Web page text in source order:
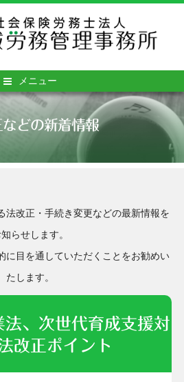
メニュー
どの新着情報
法改正・手続き変更などの最新情報を
らせします。
に目を通していただくことをお勧めい
たします。
法、次世代育成支援対
改正ポイント